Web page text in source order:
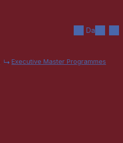
Da
Executive Master Programmes